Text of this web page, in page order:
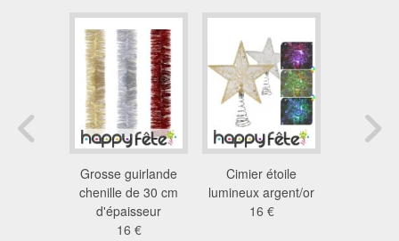
Grosse guirlande
chenille de 30 cm
d'épaisseur
16 €
Cimier étoile
lumineux argent/or
16 €